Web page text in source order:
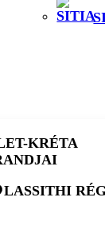
KRÉTA
LASSITHI